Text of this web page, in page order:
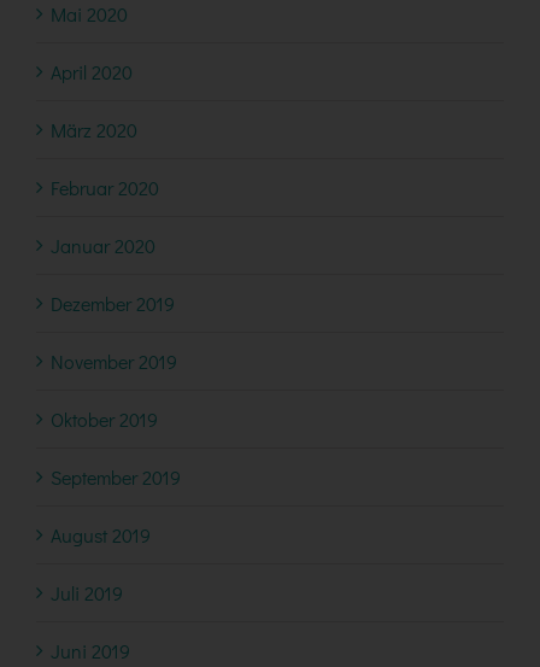
Mai 2020
April 2020
März 2020
Februar 2020
Januar 2020
Dezember 2019
November 2019
Oktober 2019
September 2019
August 2019
Juli 2019
Juni 2019